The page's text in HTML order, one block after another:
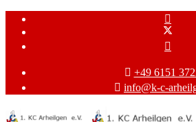
+49 6151
info@k-c-